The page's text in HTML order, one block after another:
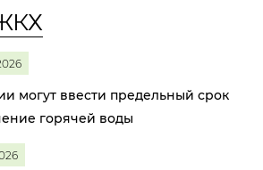
могут ввести предельный срок
горячей воды